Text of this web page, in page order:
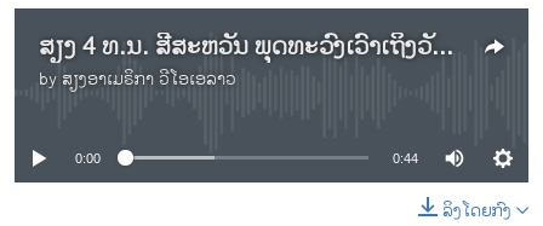
ສຽງ 4 ທ.ນ. ສີສະຫວັນ ພຸດທະວົງເວົ້າເຖິງວັດລາວ ແລະການຮັກສາຮີດຄອງປະເພນີຂອງຄົນລາວໃນເມືອງວິຍຟຽລດ໌
by ສຽງອາເມຣິກາ ວີໂອເອລາວ
No media source currently available
0:00 0:44
ລິງໂດຍກົງ